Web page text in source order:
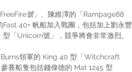
號」、陳維澤的「Rampage88
40+ 帆船加入戰團，包括加上劉永豐
「Unicorn號」，競爭將會非常激烈。
領軍的 King 40 型「Witchcraft
賽船隻包括錢偉德的 Mat 1245 型